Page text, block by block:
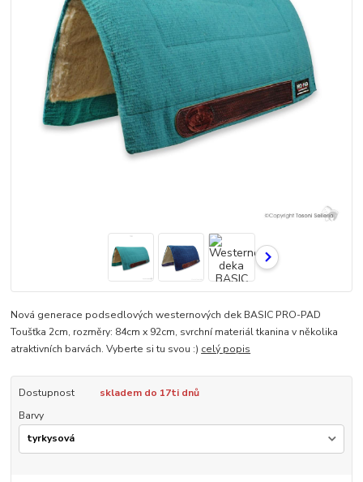
Nová generace podsedlových westernových dek BASIC PRO-PAD
Toušťka 2cm, rozměry: 84cm x 92cm, svrchní materiál tkanina v několika
atraktivních barvách. Vyberte si tu svou :) celý popis
Dostupnost
skladem do 17ti dnů
Barvy